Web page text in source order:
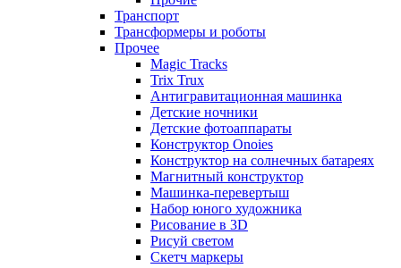
Транспорт
Трансформеры и роботы
Прочее
Magic Tracks
Trix Trux
Антигравитационная машинка
Детские ночники
Детские фотоаппараты
Конструктор Onoies
Конструктор на солнечных батареях
Магнитный конструктор
Машинка-перевертыш
Набор юного художника
Рисование в 3D
Рисуй светом
Скетч маркеры